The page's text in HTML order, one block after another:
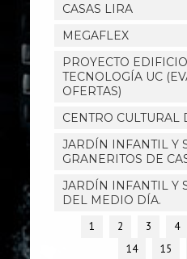
CASAS LIRA
MEGAFLEX
PROYECTO
TECNOLOGÍA UC
OFERTAS)
CENTRO CULTURAL
JARDÍN INFANTIL Y
GRANERITOS DE
JARDÍN INFANTIL Y
DEL MEDIO DÍA.
1 2 3 4
14
15